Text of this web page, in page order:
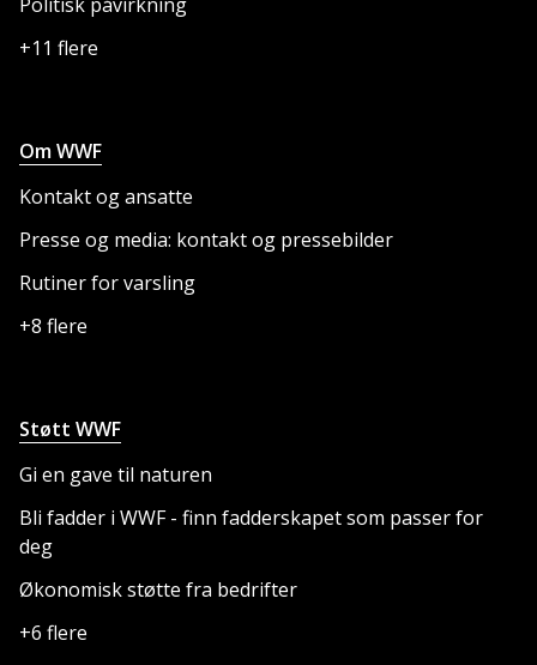
+11 flere
Om WWF
Kontakt og ansatte
Presse og media: kontakt og pressebilder
Rutiner for varsling
+8 flere
Støtt WWF
Gi en gave til naturen
Bli fadder i WWF - finn fadderskapet som passer for
deg
Økonomisk støtte fra bedrifter
+6 flere